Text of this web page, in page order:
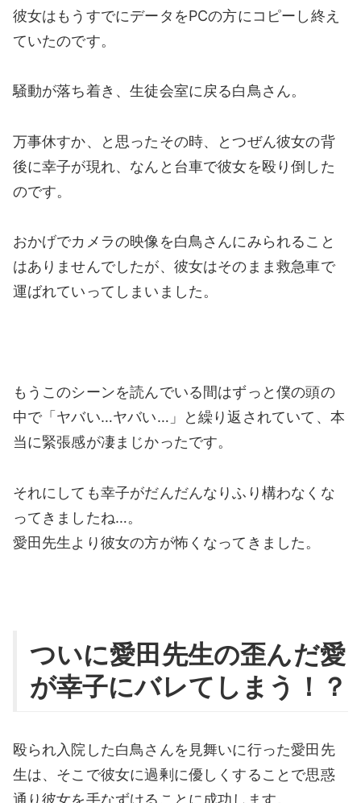
彼女はもうすでにデータをPCの方にコピーし終え
ていたのです。
騒動が落ち着き、生徒会室に戻る白鳥さん。
万事休すか、と思ったその時、とつぜん彼女の背
後に幸子が現れ、なんと台車で彼女を殴り倒した
のです。
おかげでカメラの映像を白鳥さんにみられること
はありませんでしたが、彼女はそのまま救急車で
運ばれていってしまいました。
もうこのシーンを読んでいる間はずっと僕の頭の
中で「ヤバい…ヤバい…」と繰り返されていて、本
当に緊張感が凄まじかったです。
それにしても幸子がだんだんなりふり構わなくな
ってきましたね…。
愛田先生より彼女の方が怖くなってきました。
ついに愛田先生の歪んだ愛
が幸子にバレてしまう！？
殴られ入院した白鳥さんを見舞いに行った愛田先
生は、そこで彼女に過剰に優しくすることで思惑